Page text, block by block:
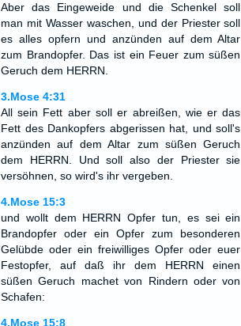
Aber das Eingeweide und die Schenkel soll
man mit Wasser waschen, und der Priester soll
es alles opfern und anzünden auf dem Altar
zum Brandopfer. Das ist ein Feuer zum süßen
Geruch dem HERRN.
3.Mose 4:31
All sein Fett aber soll er abreißen, wie er das
Fett des Dankopfers abgerissen hat, und soll's
anzünden auf dem Altar zum süßen Geruch
dem HERRN. Und soll also der Priester sie
versöhnen, so wird's ihr vergeben.
4.Mose 15:3
und wollt dem HERRN Opfer tun, es sei ein
Brandopfer oder ein Opfer zum besonderen
Gelübde oder ein freiwilliges Opfer oder euer
Festopfer, auf daß ihr dem HERRN einen
süßen Geruch machet von Rindern oder von
Schafen:
4.Mose 15:8